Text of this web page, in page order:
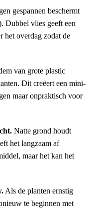
gespannen beschermt
Dubbel vlies geeft een
het overdag zodat de
van grote plastic
Dit creëert een mini-
maar onpraktisch voor
Natte grond houdt
het langzaam af
maar het kan het
Als de planten ernstig
te beginnen met